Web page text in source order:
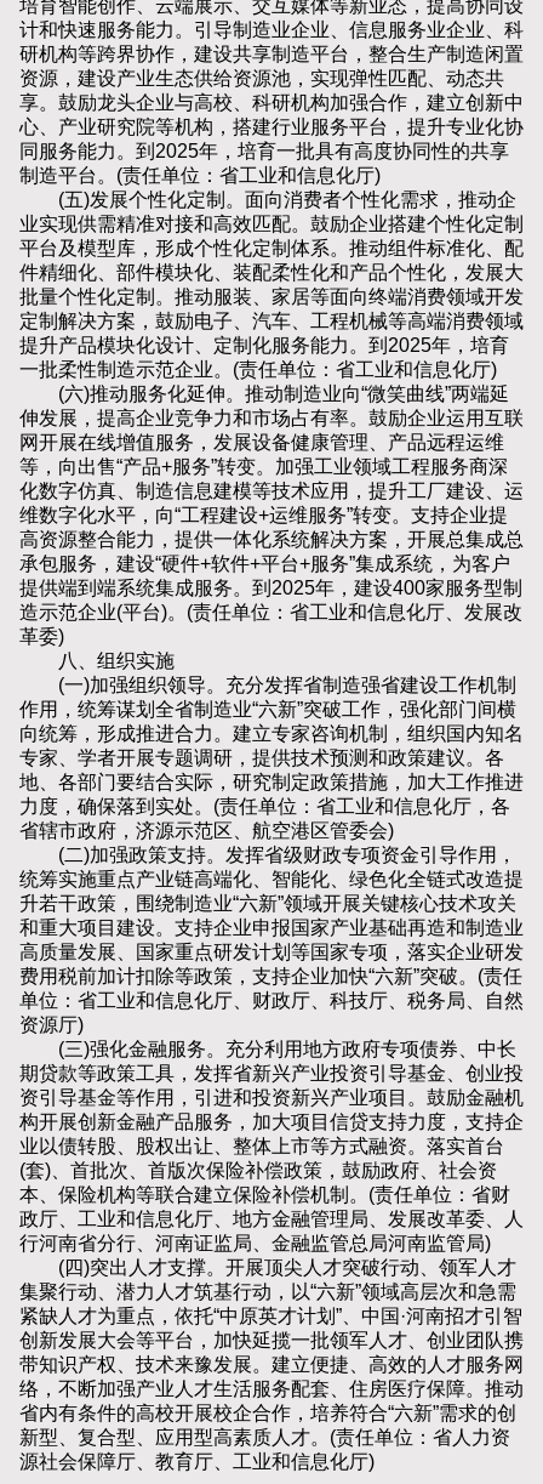
培育智能创作、云端展示、交互媒体等新业态，提高协同设
计和快速服务能力。引导制造业企业、信息服务业企业、科
研机构等跨界协作，建设共享制造平台，整合生产制造闲置
资源，建设产业生态供给资源池，实现弹性匹配、动态共
享。鼓励龙头企业与高校、科研机构加强合作，建立创新中
心、产业研究院等机构，搭建行业服务平台，提升专业化协
同服务能力。到2025年，培育一批具有高度协同性的共享
制造平台。(责任单位：省工业和信息化厅)
(五)发展个性化定制。面向消费者个性化需求，推动企
业实现供需精准对接和高效匹配。鼓励企业搭建个性化定制
平台及模型库，形成个性化定制体系。推动组件标准化、配
件精细化、部件模块化、装配柔性化和产品个性化，发展大
批量个性化定制。推动服装、家居等面向终端消费领域开发
定制解决方案，鼓励电子、汽车、工程机械等高端消费领域
提升产品模块化设计、定制化服务能力。到2025年，培育
一批柔性制造示范企业。(责任单位：省工业和信息化厅)
(六)推动服务化延伸。推动制造业向“微笑曲线”两端延
伸发展，提高企业竞争力和市场占有率。鼓励企业运用互联
网开展在线增值服务，发展设备健康管理、产品远程运维
等，向出售“产品+服务”转变。加强工业领域工程服务商深
化数字仿真、制造信息建模等技术应用，提升工厂建设、运
维数字化水平，向“工程建设+运维服务”转变。支持企业提
高资源整合能力，提供一体化系统解决方案，开展总集成总
承包服务，建设“硬件+软件+平台+服务”集成系统，为客户
提供端到端系统集成服务。到2025年，建设400家服务型制
造示范企业(平台)。(责任单位：省工业和信息化厅、发展改
革委)
八、组织实施
(一)加强组织领导。充分发挥省制造强省建设工作机制
作用，统筹谋划全省制造业“六新”突破工作，强化部门间横
向统筹，形成推进合力。建立专家咨询机制，组织国内知名
专家、学者开展专题调研，提供技术预测和政策建议。各
地、各部门要结合实际，研究制定政策措施，加大工作推进
力度，确保落到实处。(责任单位：省工业和信息化厅，各
省辖市政府，济源示范区、航空港区管委会)
(二)加强政策支持。发挥省级财政专项资金引导作用，
统筹实施重点产业链高端化、智能化、绿色化全链式改造提
升若干政策，围绕制造业“六新”领域开展关键核心技术攻关
和重大项目建设。支持企业申报国家产业基础再造和制造业
高质量发展、国家重点研发计划等国家专项，落实企业研发
费用税前加计扣除等政策，支持企业加快“六新”突破。(责任
单位：省工业和信息化厅、财政厅、科技厅、税务局、自然
资源厅)
(三)强化金融服务。充分利用地方政府专项债券、中长
期贷款等政策工具，发挥省新兴产业投资引导基金、创业投
资引导基金等作用，引进和投资新兴产业项目。鼓励金融机
构开展创新金融产品服务，加大项目信贷支持力度，支持企
业以债转股、股权出让、整体上市等方式融资。落实首台
(套)、首批次、首版次保险补偿政策，鼓励政府、社会资
本、保险机构等联合建立保险补偿机制。(责任单位：省财
政厅、工业和信息化厅、地方金融管理局、发展改革委、人
行河南省分行、河南证监局、金融监管总局河南监管局)
(四)突出人才支撑。开展顶尖人才突破行动、领军人才
集聚行动、潜力人才筑基行动，以“六新”领域高层次和急需
紧缺人才为重点，依托“中原英才计划”、中国·河南招才引智
创新发展大会等平台，加快延揽一批领军人才、创业团队携
带知识产权、技术来豫发展。建立便捷、高效的人才服务网
络，不断加强产业人才生活服务配套、住房医疗保障。推动
省内有条件的高校开展校企合作，培养符合“六新”需求的创
新型、复合型、应用型高素质人才。(责任单位：省人力资
源社会保障厅、教育厅、工业和信息化厅)